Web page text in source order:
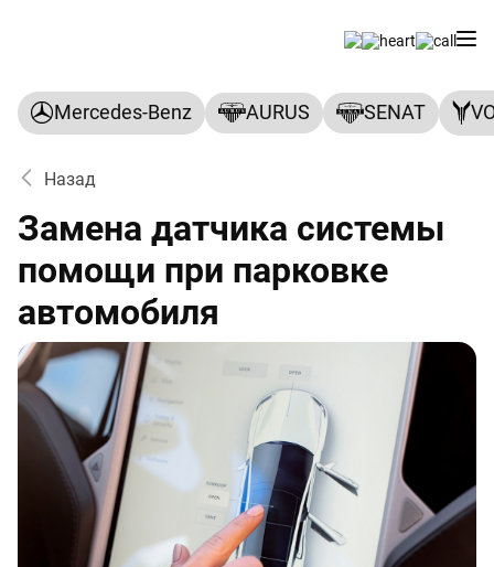
Mercedes-Benz AURUS SENAT
Назад
Замена датчика системы
помощи при парковке
автомобиля